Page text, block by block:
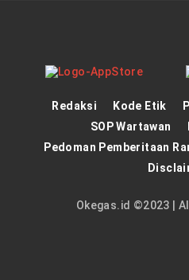
Redaksi Kode Etik
SOP Wartawan
Pedoman Pemberitaan
Okegas.id ©2023 |